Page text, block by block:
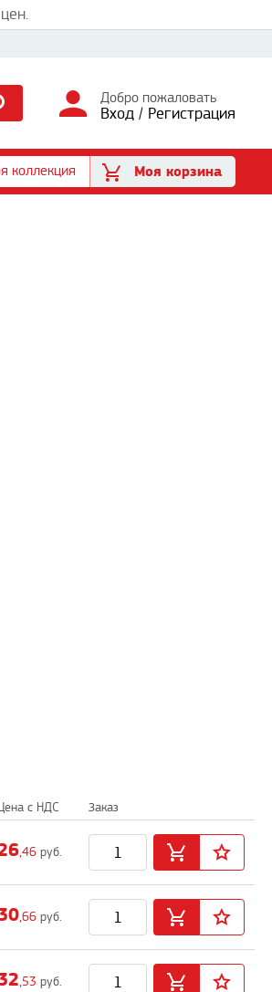
Добро пожаловать
Вход / Регистрация
коллекция Моя корзина
Цена с НДС Заказ
,46 руб.
,66 руб.
,53 руб.